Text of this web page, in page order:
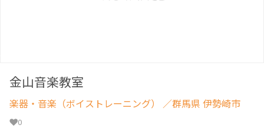
金山音楽教室
楽器・音楽（ボイストレーニング） ／群馬県 伊勢崎市
0